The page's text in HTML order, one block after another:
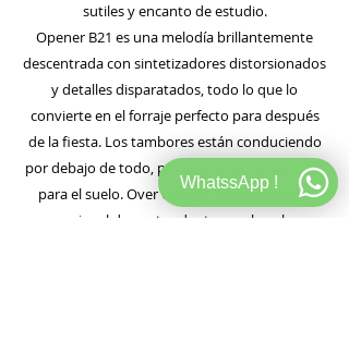
sutiles y encanto de estudio.
Opener B21 es una melodía brillantemente
descentrada con sintetizadores distorsionados
y detalles disparatados, todo lo que lo
convierte en el forraje perfecto para después
de la fiesta. Los tambores están conduciendo
por debajo de todo, por lo que será irresistible
para el suelo. Over Ground es más sencillo
pero igual de contundente, con bombos
WhatssApp !